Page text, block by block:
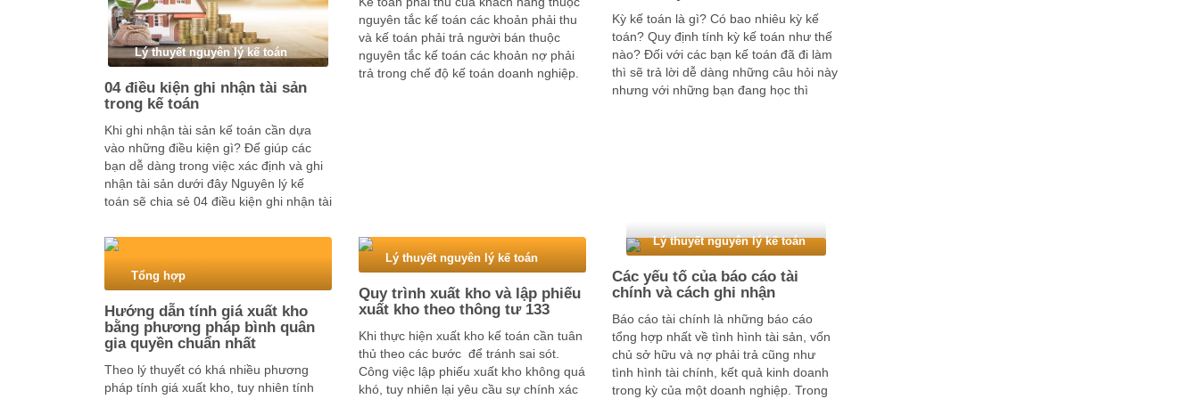
Lý thuyết nguyên lý kế toán
04 điều kiện ghi nhận tài sản
trong kế toán
Khi ghi nhận tài sản kế toán cần dựa
vào những điều kiện gì? Để giúp các
bạn dễ dàng trong việc xác định và ghi
nhận tài sản dưới đây Nguyên lý kế
toán sẽ chia sẻ 04 điều kiện ghi nhận tài
nguyên tắc kế toán các khoản phải thu
và kế toán phải trả người bán thuộc
nguyên tắc kế toán các khoản nợ phải
trả trong chế độ kế toán doanh nghiệp.
Kỳ kế toán là gì? Có bao nhiêu kỳ kế
toán? Quy định tính kỳ kế toán như thế
nào? Đối với các bạn kế toán đã đi làm
thì sẽ trả lời dễ dàng những câu hỏi này
nhưng với những bạn đang học thì
Tổng hợp
Hướng dẫn tính giá xuất kho
bằng phương pháp bình quân
gia quyền chuẩn nhất
Theo lý thuyết có khá nhiều phương
pháp tính giá xuất kho, tuy nhiên tính
Lý thuyết nguyên lý kế toán
Quy trình xuất kho và lập phiếu
xuất kho theo thông tư 133
Khi thực hiện xuất kho kế toán cần tuân
thủ theo các bước để tránh sai sót.
Công việc lập phiếu xuất kho không quá
khó, tuy nhiên lại yêu cầu sự chính xác
Lý thuyết nguyên lý kế toán
Các yếu tố của báo cáo tài
chính và cách ghi nhận
Báo cáo tài chính là những báo cáo
tổng hợp nhất về tình hình tài sản, vốn
chủ sở hữu và nợ phải trả cũng như
tình hình tài chính, kết quả kinh doanh
trong kỳ của một doanh nghiệp. Trong